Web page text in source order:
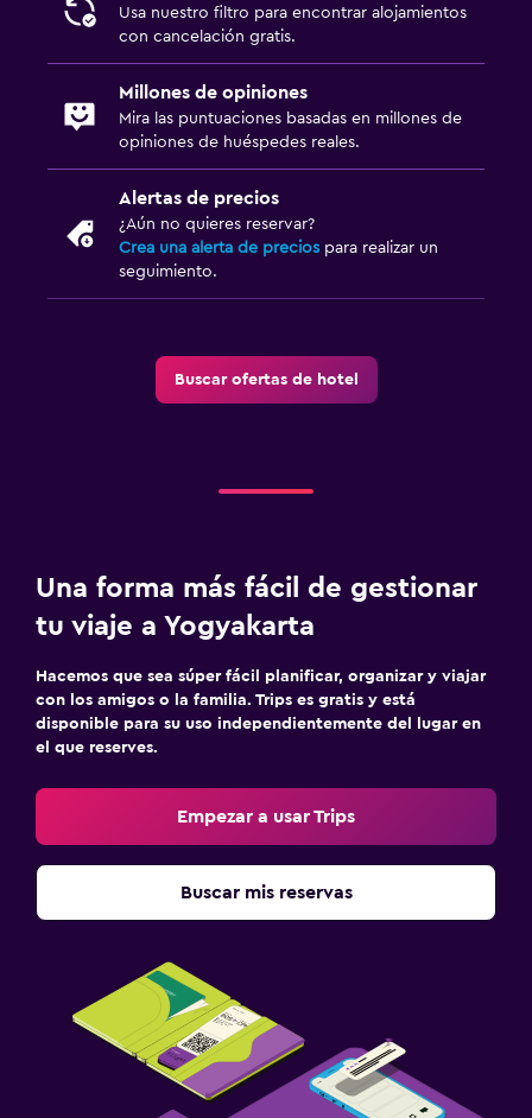
Usa nuestro filtro para encontrar alojamientos
con cancelación gratis.
Millones de opiniones
Mira las puntuaciones basadas en millones de
opiniones de huéspedes reales.
Alertas de precios
¿Aún no quieres reservar?
Crea una alerta de precios para realizar un
seguimiento.
Buscar ofertas de hotel
Una forma más fácil de gestionar
tu viaje a Yogyakarta
Hacemos que sea súper fácil planificar, organizar y viajar
con los amigos o la familia. Trips es gratis y está
disponible para su uso independientemente del lugar en
el que reserves.
Empezar a usar Trips
Buscar mis reservas